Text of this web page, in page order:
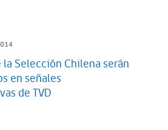
la Selección Chilena serán
en señales
de TVD